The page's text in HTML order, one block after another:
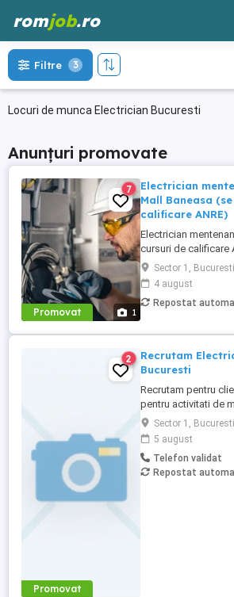
romjob.ro
Locuri de munca Electrician Bucuresti
Filtre 3
Anunțuri promovate
Promovat 1
7
Electrician
Mall Baneasa
calificare ANRE)
Electrician
cursuri de calificare
te programam la
Program : 2 zile + 2
Locatie : Bucuresti,
4500 - 6000 lei
Sector 1, Bucuresti
4 august
Repostat
Promovat
2
Recrutam
Bucuresti
Recrutam pentru
pentru activitati de
exploatare a
energie electrica.
domeniu si iti
dezvoltare
atractiv de beneficii,
Sector 1, Bucuresti
5 august
Telefon validat
Repostat